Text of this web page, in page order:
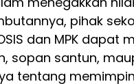
pihak
dan MPK dapat
sopan santun,
tentang